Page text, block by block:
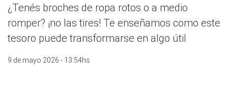
¿Tenés broches de ropa rotos o a medio
romper? ¡no las tires! Te enseñamos como este
tesoro puede transformarse en algo útil
9 de mayo 2026 - 13:54hs